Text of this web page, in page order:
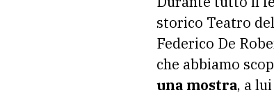
storico Teatro
Federico De
che abbiamo
una mostra, a